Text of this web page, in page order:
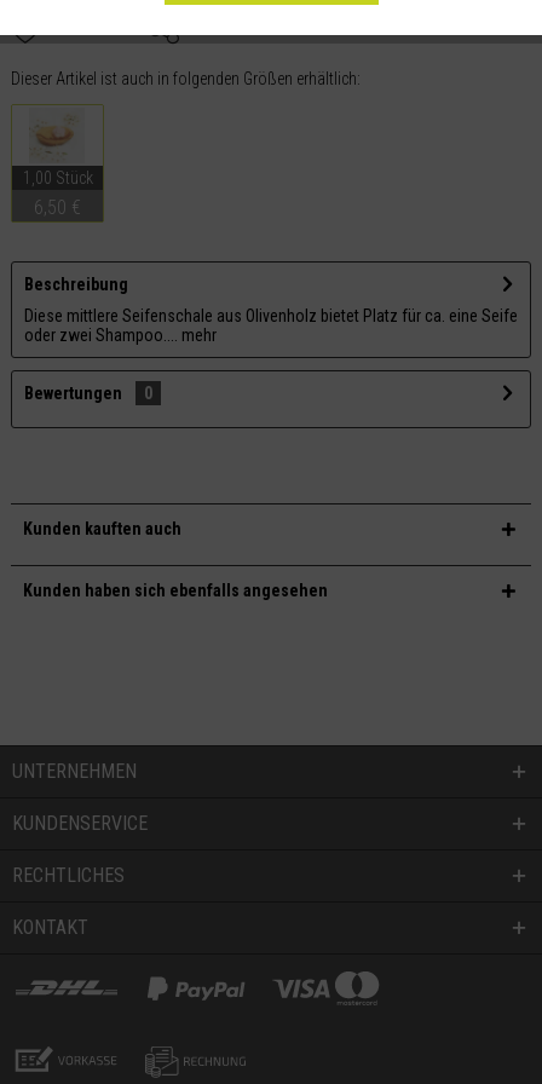
Dieser Artikel ist auch in folgenden Größen erhältlich:
1,00 Stück
6,50 €
Beschreibung
Diese mittlere Seifenschale aus Olivenholz bietet Platz für ca. eine Seife
oder zwei Shampoo....
mehr
Bewertungen 0
Kunden kauften auch
Kunden haben sich ebenfalls angesehen
UNTERNEHMEN
KUNDENSERVICE
RECHTLICHES
KONTAKT